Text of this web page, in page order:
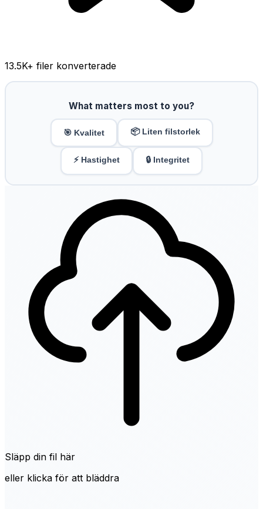
13.5K+ filer konverterade
What matters most to you?
🎯 Kvalitet 📦 Liten filstorlek
⚡ Hastighet 🔒 Integritet
Släpp din fil här
eller klicka för att bläddra